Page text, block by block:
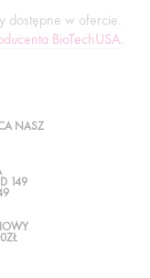
dostępne w ofercie.
BioTechUSA.
NASZ
149